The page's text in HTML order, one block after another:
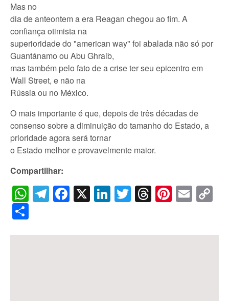
Mas no
dia de anteontem a era Reagan chegou ao fim. A
confiança otimista na
superioridade do "american way" foi abalada não só por
Guantánamo ou Abu Ghraib,
mas também pelo fato de a crise ter seu epicentro em
Wall Street, e não na
Rússia ou no México.
O mais importante é que, depois de três décadas de
consenso sobre a diminuição do tamanho do Estado, a
prioridade agora será tornar
o Estado melhor e provavelmente maior.
Compartilhar:
WhatsApp
Telegram
Facebook
X LinkedIn
Twitter
Threads